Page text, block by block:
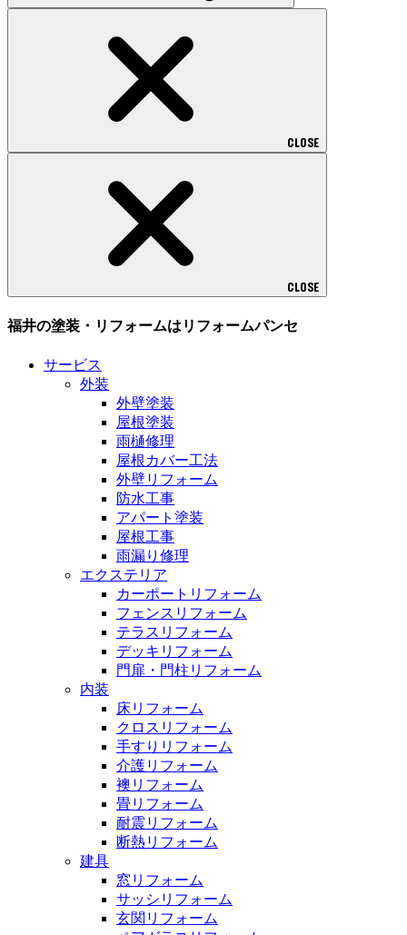
CLOSE
CLOSE
福井の塗装・リフォームはリフォームパンセ
サービス
外装
外壁塗装
屋根塗装
雨樋修理
屋根カバー工法
外壁リフォーム
防水工事
アパート塗装
屋根工事
雨漏り修理
エクステリア
カーポートリフォーム
フェンスリフォーム
テラスリフォーム
デッキリフォーム
門扉・門柱リフォーム
内装
床リフォーム
クロスリフォーム
手すりリフォーム
介護リフォーム
襖リフォーム
畳リフォーム
耐震リフォーム
断熱リフォーム
建具
窓リフォーム
サッシリフォーム
玄関リフォーム